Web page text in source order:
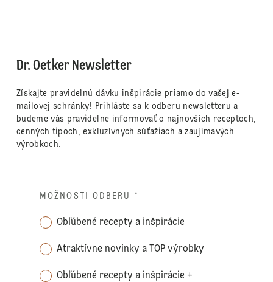
Dr. Oetker Newsletter
Získajte pravidelnú dávku inšpirácie priamo do vašej e-
mailovej schránky! Prihláste sa k odberu newsletteru a
budeme vás pravidelne informovať o najnovších receptoch,
cenných tipoch, exkluzívnych súťažiach a zaujímavých
výrobkoch.
MOŽNOSTI ODBERU *
Obľúbené recepty a inšpirácie
Atraktívne novinky a TOP výrobky
Obľúbené recepty a inšpirácie +